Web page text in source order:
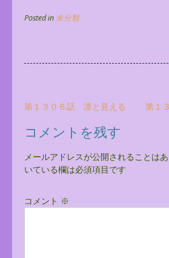
Posted in未分類
投
稿
ナ
ビ
ゲ
ー
シ
第１３０６話 凛と見える 第１
コメントを残す
メールアドレスが公開されることはあ
いている欄は必須項目です
コメント ※